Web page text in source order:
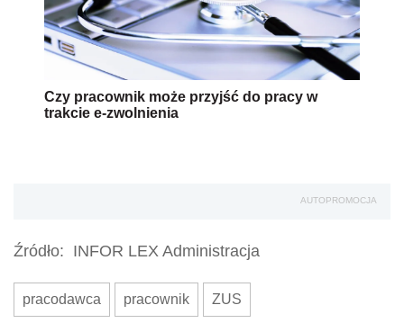
Czy pracownik może przyjść do pracy w
trakcie e-zwolnienia
AUTOPROMOCJA
Źródło: INFOR LEX Administracja
pracodawca pracownik ZUS